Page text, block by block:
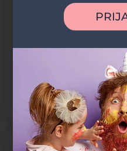
Beograd“ u svom radu
Zemuna a treninzi i utakmice
fiskulturnim salama Osnovnih
„Ivan Gunduluić“, „Branko
Rakić“ i „Kralj Aleksandar“.
održavaju treninzi želimo da
njihovim porodicama da što
O NASTAVI